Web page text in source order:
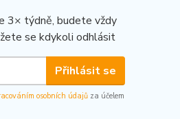
3× týdně, budete vždy
se kdykoli odhlásit
Přihlásit se
osobních údajů za účelem